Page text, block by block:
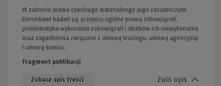
W zakresie prawa cywilnego materialnego Jego zasadniczymi
kierunkami badań są: przepisy ogólne prawa zobowiązań,
problematyka wykonania zobowiązań i skutków ich niewykonania
oraz zagadnienia związane z umową leasingu, umową agencyjną
i umową komisu.
Fragment publikacji
Zobacz spis treści Zwiń opis